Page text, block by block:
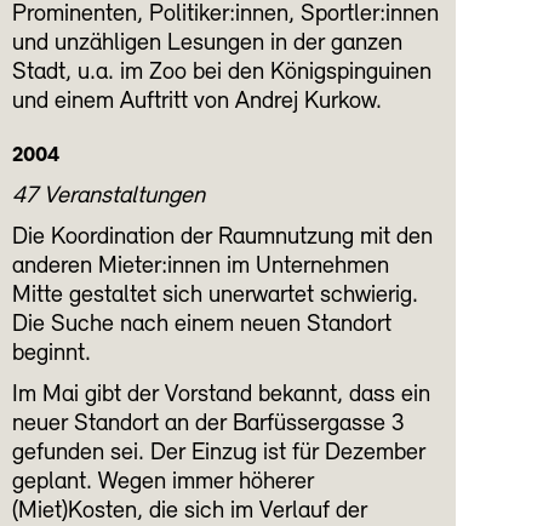
Prominenten, Politiker:innen, Sportler:innen
und unzähligen Lesungen in der ganzen
Stadt, u.a. im Zoo bei den Königspinguinen
und einem Auftritt von Andrej Kurkow.
2004
47 Veranstaltungen
Die Koordination der Raumnutzung mit den
anderen Mieter:innen im Unternehmen
Mitte gestaltet sich unerwartet schwierig.
Die Suche nach einem neuen Standort
beginnt.
Im Mai gibt der Vorstand bekannt, dass ein
neuer Standort an der Barfüssergasse 3
gefunden sei. Der Einzug ist für Dezember
geplant. Wegen immer höherer
(Miet)Kosten, die sich im Verlauf der